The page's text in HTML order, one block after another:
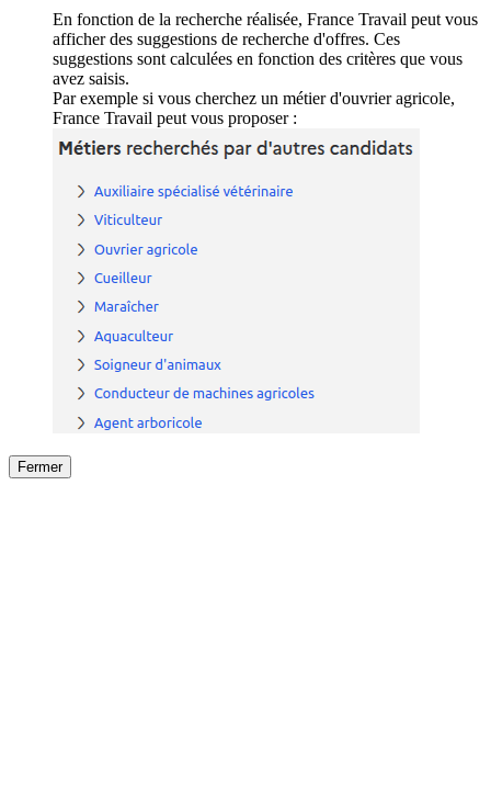
En fonction de la recherche réalisée, France Travail peut vous
afficher des suggestions de recherche d'offres. Ces
suggestions sont calculées en fonction des critères que vous
avez saisis.
Par exemple si vous cherchez un métier d'ouvrier agricole,
France Travail peut vous proposer :
Fermer